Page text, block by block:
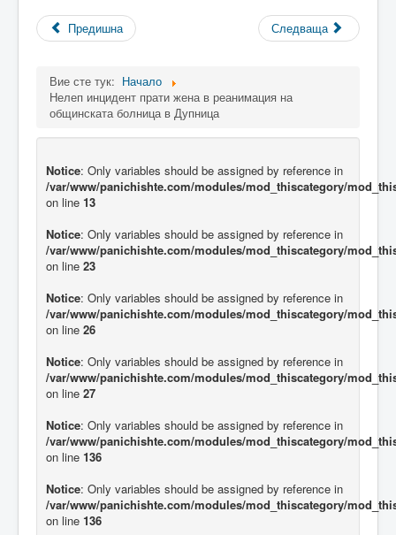
Предишна Следваща
Вие сте тук: Начало
Нелеп инцидент прати жена в реанимация на
общинската болница в Дупница
Notice: Only variables should be assigned by reference in
/var/www/panichishte.com/modules/mod_thiscategory/
on line 13
Notice: Only variables should be assigned by reference in
/var/www/panichishte.com/modules/mod_thiscategory/
on line 23
Notice: Only variables should be assigned by reference in
/var/www/panichishte.com/modules/mod_thiscategory/
on line 26
Notice: Only variables should be assigned by reference in
/var/www/panichishte.com/modules/mod_thiscategory/
on line 27
Notice: Only variables should be assigned by reference in
/var/www/panichishte.com/modules/mod_thiscategory/
on line 136
Notice: Only variables should be assigned by reference in
/var/www/panichishte.com/modules/mod_thiscategory/
on line 136